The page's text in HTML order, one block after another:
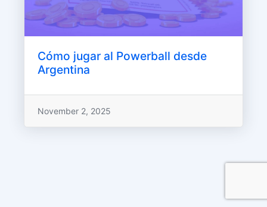
Cómo jugar al Powerball desde
Argentina
November 2, 2025